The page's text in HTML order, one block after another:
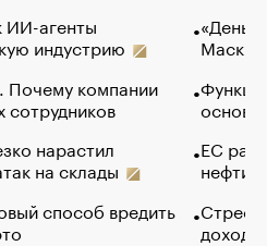
ИИ-агенты
индустрию
Почему компании
сотрудников
нарастил
на склады
способ вредить
Маск в
основ
ЕС
нефти